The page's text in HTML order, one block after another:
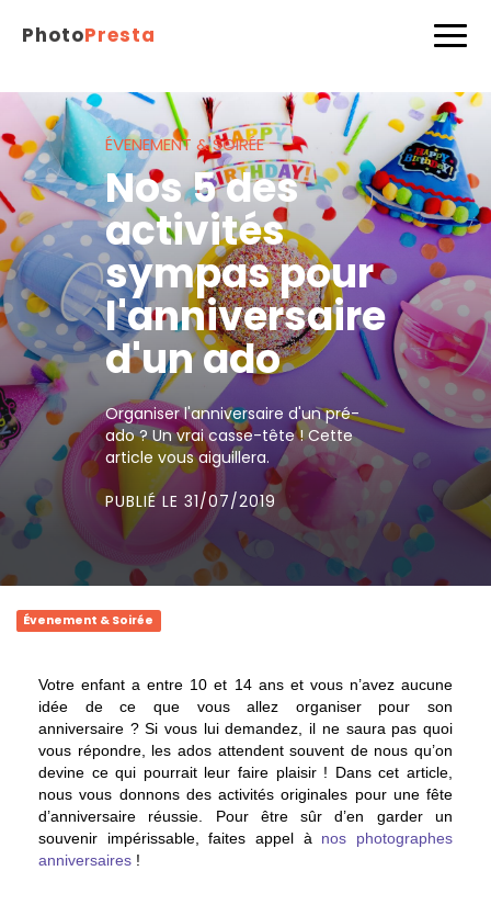
PhotoPresta
ÉVENEMENT & SOIRÉE
Nos 5 des
activités
sympas pour
l'anniversaire
d'un ado
Organiser l'anniversaire d'un pré-
ado ? Un vrai casse-tête ! Cette
article vous aiguillera.
PUBLIÉ LE 31/07/2019
Évenement & Soirée
Votre enfant a entre 10 et 14 ans et vous n’avez aucune
idée de ce que vous allez organiser pour son
anniversaire ? Si vous lui demandez, il ne saura pas quoi
vous répondre, les ados attendent souvent de nous qu’on
devine ce qui pourrait leur faire plaisir ! Dans cet article,
nous vous donnons des activités originales pour une fête
d’anniversaire réussie. Pour être sûr d’en garder un
souvenir impérissable, faites appel à nos photographes
anniversaires !